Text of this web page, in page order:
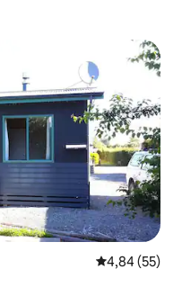
4,84 av 5 i
4,84 (55)